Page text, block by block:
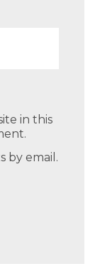
in this
by email.